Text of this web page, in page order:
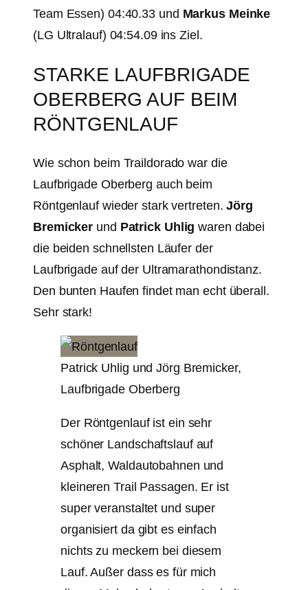
Team Essen) 04:40.33 und Markus Meinke
(LG Ultralauf) 04:54.09 ins Ziel.
STARKE LAUFBRIGADE
OBERBERG AUF BEIM
RÖNTGENLAUF
Wie schon beim Traildorado war die
Laufbrigade Oberberg auch beim
Röntgenlauf wieder stark vertreten.Jörg
Bremicker und Patrick Uhlig waren dabei
die beiden schnellsten Läufer der
Laufbrigade auf der Ultramarathondistanz.
Den bunten Haufen findet man echt überall.
Sehr stark!
Patrick Uhlig und Jörg Bremicker,
Laufbrigade Oberberg
Der Röntgenlauf ist ein sehr
schöner Landschaftslauf auf
Asphalt, Waldautobahnen und
kleineren Trail Passagen. Er ist
super veranstaltet und super
organisiert da gibt es einfach
nichts zu meckern bei diesem
Lauf. Außer dass es für mich